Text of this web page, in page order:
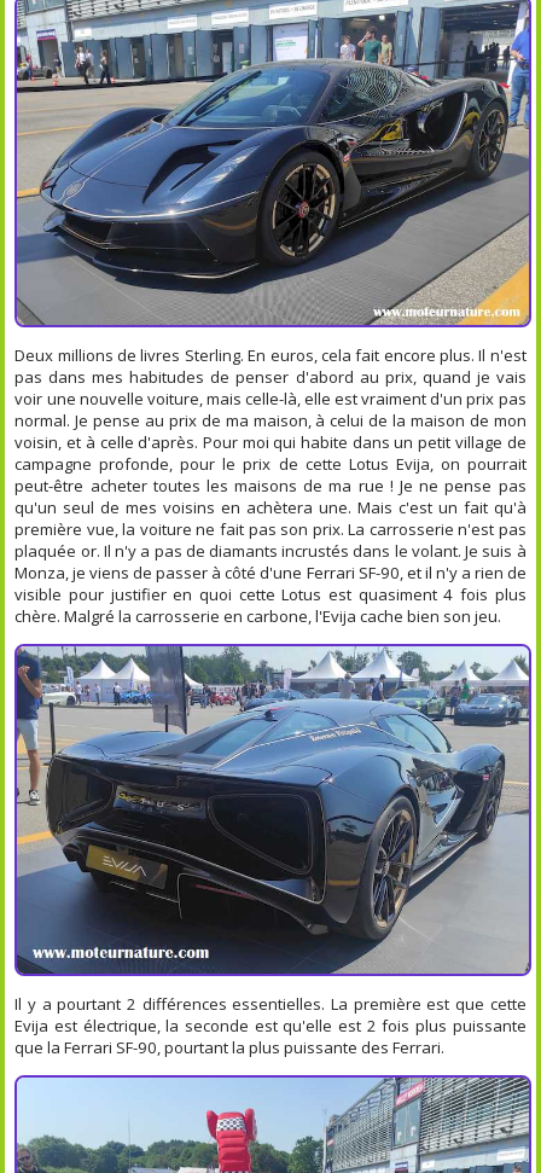
Deux millions de livres Sterling. En euros, cela fait encore plus. Il n'est
pas dans mes habitudes de penser d'abord au prix, quand je vais
voir une nouvelle voiture, mais celle-là, elle est vraiment d'un prix pas
normal. Je pense au prix de ma maison, à celui de la maison de mon
voisin, et à celle d'après. Pour moi qui habite dans un petit village de
campagne profonde, pour le prix de cette Lotus Evija, on pourrait
peut-être acheter toutes les maisons de ma rue ! Je ne pense pas
qu'un seul de mes voisins en achètera une. Mais c'est un fait qu'à
première vue, la voiture ne fait pas son prix. La carrosserie n'est pas
plaquée or. Il n'y a pas de diamants incrustés dans le volant. Je suis à
Monza, je viens de passer à côté d'une Ferrari SF-90, et il n'y a rien de
visible pour justifier en quoi cette Lotus est quasiment 4 fois plus
chère. Malgré la carrosserie en carbone, l'Evija cache bien son jeu.
Il y a pourtant 2 différences essentielles. La première est que cette
Evija est électrique, la seconde est qu'elle est 2 fois plus puissante
que la Ferrari SF-90, pourtant la plus puissante des Ferrari.